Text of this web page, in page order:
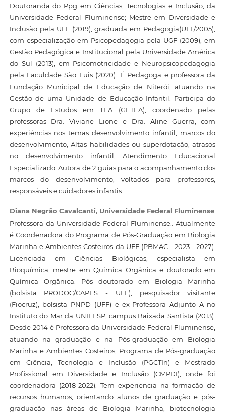
Doutoranda do Ppg em Ciências, Tecnologias e Inclusão, da
Universidade Federal Fluminense; Mestre em Diversidade e
Inclusão pela UFF (2019); graduada em Pedagogia(UFF/2005),
com especialização em Psicopedagogia pela UGF (2009), em
Gestão Pedagógica e Institucional pela Universidade América
do Sul (2013), em Psicomotricidade e Neuropsicopedagogia
pela Faculdade São Luis (2020). É Pedagoga e professora da
Fundação Municipal de Educação de Niterói, atuando na
Gestão de uma Unidade de Educação Infantil. Participa do
Grupo de Estudos em TEA (GETEA), coordenado pelas
professoras Dra. Viviane Lione e Dra. Aline Guerra, com
experiências nos temas desenvolvimento infantil, marcos do
desenvolvimento, Altas habilidades ou superdotação, atrasos
no desenvolvimento infantil, Atendimento Educacional
Especializado. Autora de 2 guias para o acompanhamento dos
marcos do desenvolvimento, voltados para professores,
responsáveis e cuidadores infantis.
Diana Negrão Cavalcanti, Universidade Federal Fluminense
Professora da Universidade Federal Fluminense.. Atualmente
é Coordenadora do Programa de Pós-Graduação em Biologia
Marinha e Ambientes Costeiros da UFF (PBMAC - 2023 - 2027).
Licenciada em Ciências Biológicas, especialista em
Bioquímica, mestre em Química Orgânica e doutorado em
Química Orgânica. Pós doutorado em Biologia Marinha
(bolsista PRODOC/CAPES - UFF), pesquisador visitante
(Fiocruz), bolsista PNPD (UFF) e ex-Professora Adjunto A no
Instituto do Mar da UNIFESP, campus Baixada Santista (2013).
Desde 2014 é Professora da Universidade Federal Fluminense,
atuando na graduação e na Pós-graduação em Biologia
Marinha e Ambientes Costeiros, Programa de Pós-graduação
em Ciência, Tecnologia e Inclusão (PGCTIn) e Mestrado
Profissional em Diversidade e Inclusão (CMPDI), onde foi
coordenadora (2018-2022). Tem experiencia na formação de
recursos humanos, orientando alunos de graduação e pós-
graduação nas áreas de Biologia Marinha, biotecnologia